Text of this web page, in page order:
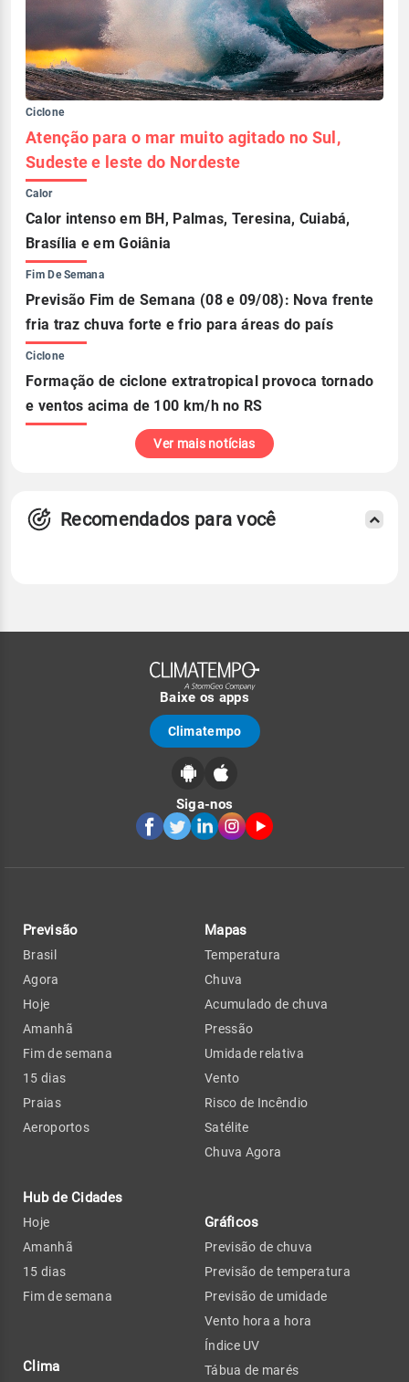
Ciclone
Atenção para o mar muito agitado no Sul,
Sudeste e leste do Nordeste
Calor
Calor intenso em BH, Palmas, Teresina, Cuiabá,
Brasília e em Goiânia
Fim De Semana
Previsão Fim de Semana (08 e 09/08): Nova frente
fria traz chuva forte e frio para áreas do país
Ciclone
Formação de ciclone extratropical provoca tornado
e ventos acima de 100 km/h no RS
Ver mais notícias
Recomendados para você
Baixe os apps
Climatempo
Siga-nos
Previsão
Brasil
Agora
Hoje
Amanhã
Fim de semana
15 dias
Praias
Aeroportos
Hub de Cidades
Hoje
Amanhã
15 dias
Fim de semana
Clima
Mapas
Temperatura
Chuva
Acumulado de chuva
Pressão
Umidade relativa
Vento
Risco de Incêndio
Satélite
Chuva Agora
Gráficos
Previsão de chuva
Previsão de temperatura
Previsão de umidade
Vento hora a hora
Índice UV
Tábua de marés